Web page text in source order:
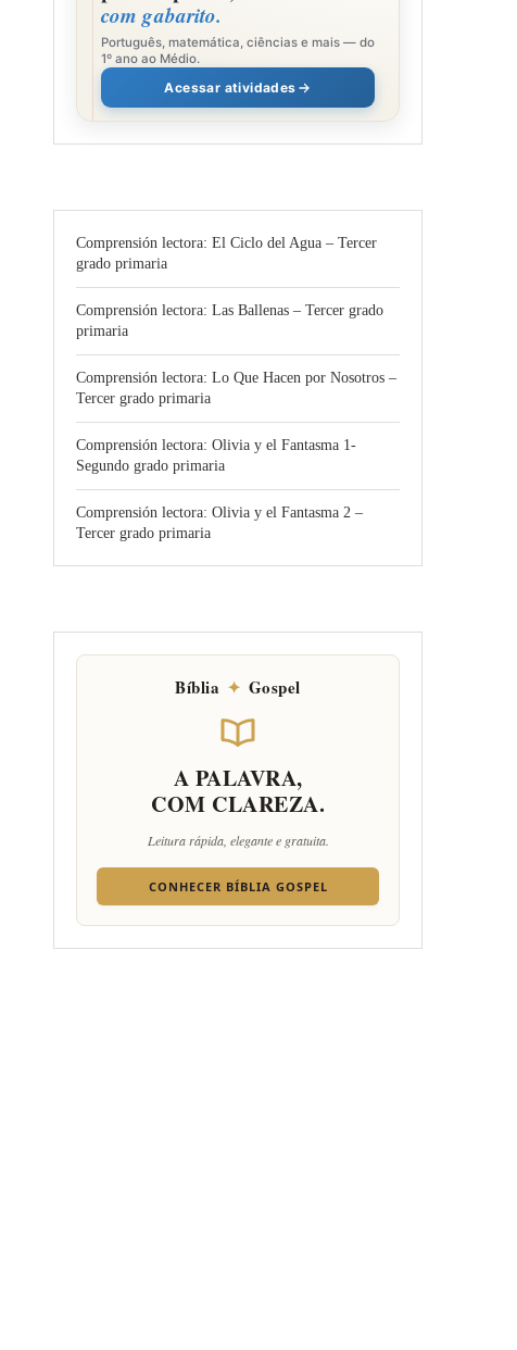
com gabarito.
Português, matemática, ciências e mais — do
1º ano ao Médio.
Acessar atividades
Comprensión lectora: El Ciclo del Agua – Tercer
grado primaria
Comprensión lectora: Las Ballenas – Tercer grado
primaria
Comprensión lectora: Lo Que Hacen por Nosotros –
Tercer grado primaria
Comprensión lectora: Olivia y el Fantasma 1-
Segundo grado primaria
Comprensión lectora: Olivia y el Fantasma 2 –
Tercer grado primaria
Bíblia ✦ Gospel
A PALAVRA,
COM CLAREZA.
Leitura rápida, elegante e gratuita.
CONHECER BÍBLIA GOSPEL